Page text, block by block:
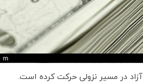
آزاد در مسیر نزولی حرکت کرده است.